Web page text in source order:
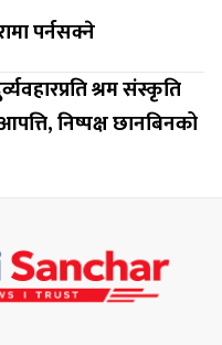
पर्नसक्ने
श्रम संस्कृति
निष्पक्ष छानबिनको